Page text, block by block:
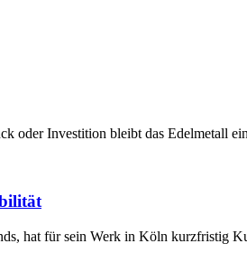
oder Investition bleibt das Edelmetall
hat für sein Werk in Köln kurzfristig